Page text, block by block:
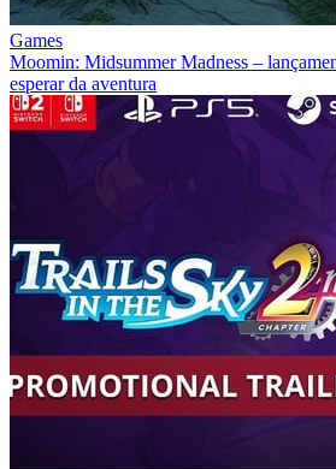
Games
Moomin: Midsummer Madness –
esperar da aventura